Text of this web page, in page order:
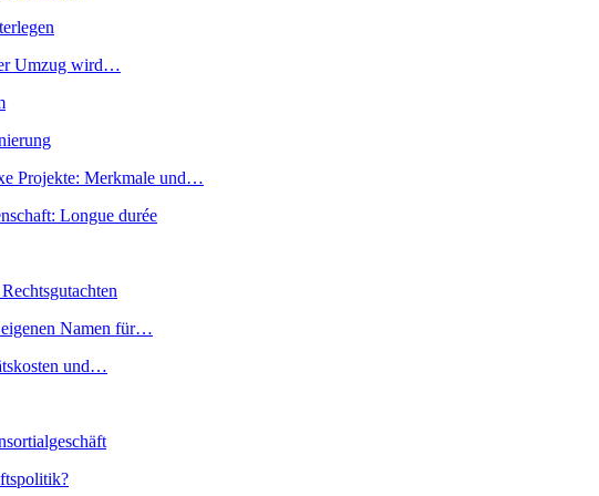
Umzug wird…
Projekte: Merkmale und…
Longue durée
Namen für…
und…